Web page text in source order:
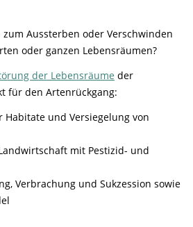
Aussterben oder Verschwinden
oder ganzen Lebensräumen?
der Lebensräume der
für den Artenrückgang:
Habitate und Versiegelung von
mit Pestizid- und
Verbrachung und Sukzession sowie